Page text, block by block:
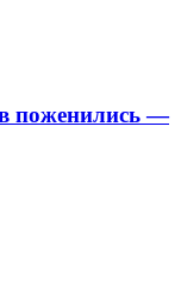
поженились —